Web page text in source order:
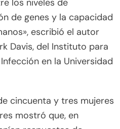
los niveles de
de genes y la capacidad
escribió el autor
Davis, del Instituto para
en la Universidad
cincuenta y tres mujeres
mostró que, en